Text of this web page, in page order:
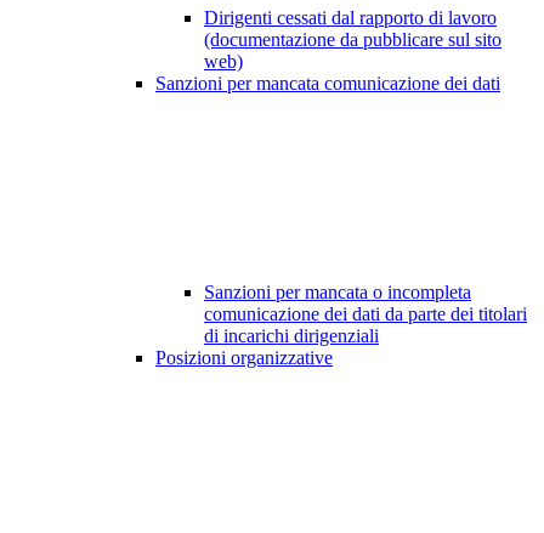
Dirigenti cessati dal rapporto di lavoro
(documentazione da pubblicare sul sito
web)
Sanzioni per mancata comunicazione dei dati
Sanzioni per mancata o incompleta
comunicazione dei dati da parte dei titolari
di incarichi dirigenziali
Posizioni organizzative